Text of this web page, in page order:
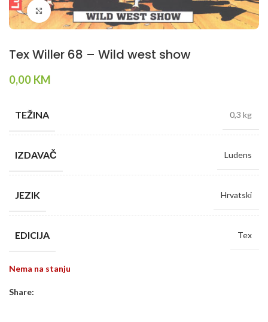
Klikni da povečaš
Tex Willer 68 – Wild west show
0,00 KM
TEŽINA 0,3 kg
IZDAVAČ Ludens
JEZIK Hrvatski
EDICIJA Tex
Nema na stanju
Share: